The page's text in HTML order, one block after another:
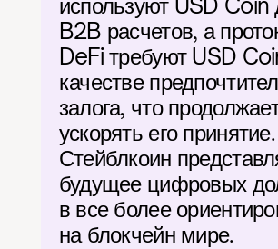
используют USD Coin
B2B расчетов, а
DeFi требуют USD
качестве
залога, что
ускорять его принятие.
Стейблкоин
будущее цифровых
в все более
на блокчейн мире.